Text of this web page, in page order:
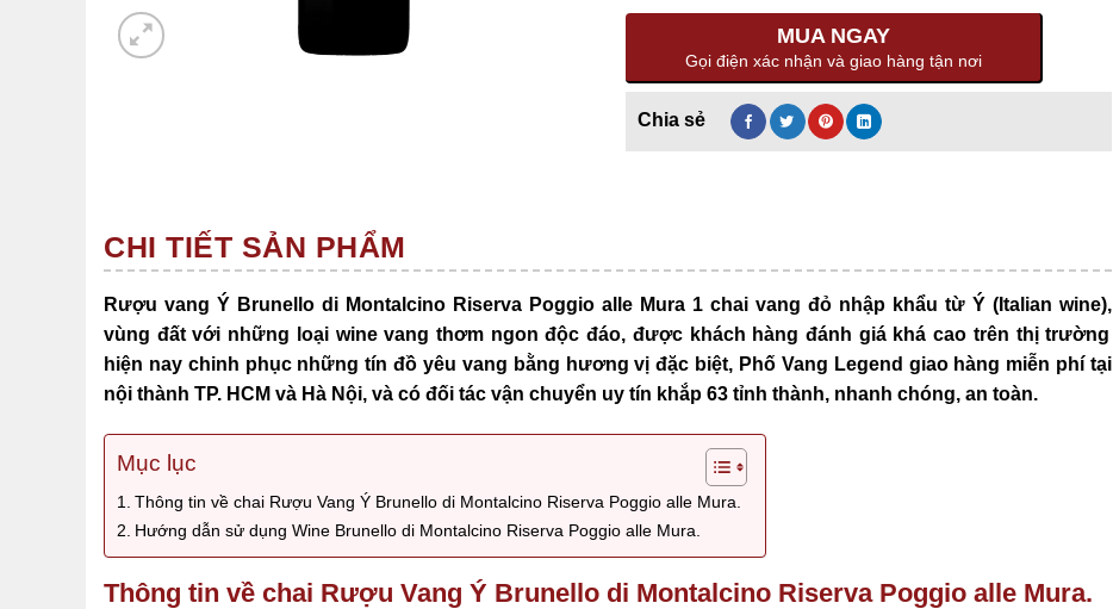
MUA NGAY
Gọi điện xác nhận và giao hàng tận nơi
CHI TIẾT SẢN PHẨM
Rượu vang Ý Brunello di Montalcino Riserva Poggio alle Mura 1 chai vang đỏ nhập khẩu từ Ý (Italian wine),
vùng đất với những loại wine vang thơm ngon độc đáo, được khách hàng đánh giá khá cao trên thị trường
hiện nay chinh phục những tín đồ yêu vang bằng hương vị đặc biệt, Phố Vang Legend giao hàng miễn phí tại
nội thành TP. HCM và Hà Nội, và có đối tác vận chuyển uy tín khắp 63 tỉnh thành, nhanh chóng, an toàn.
Mục lục
Thông tin về chai Rượu Vang Ý Brunello di Montalcino Riserva Poggio alle Mura.
Hướng dẫn sử dụng Wine Brunello di Montalcino Riserva Poggio alle Mura.
Thông tin về chai Rượu Vang Ý Brunello di Montalcino Riserva Poggio alle Mura.